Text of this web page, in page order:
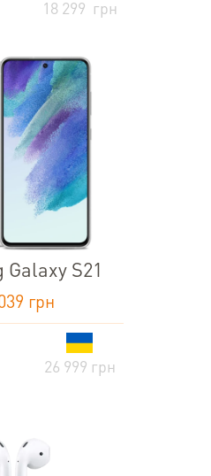
18 299 грн
Galaxy S21
грн
26 999 грн